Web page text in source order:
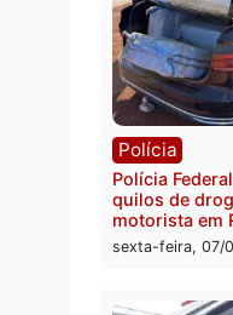
Política
Marcos
de
metas
sexta-feira,